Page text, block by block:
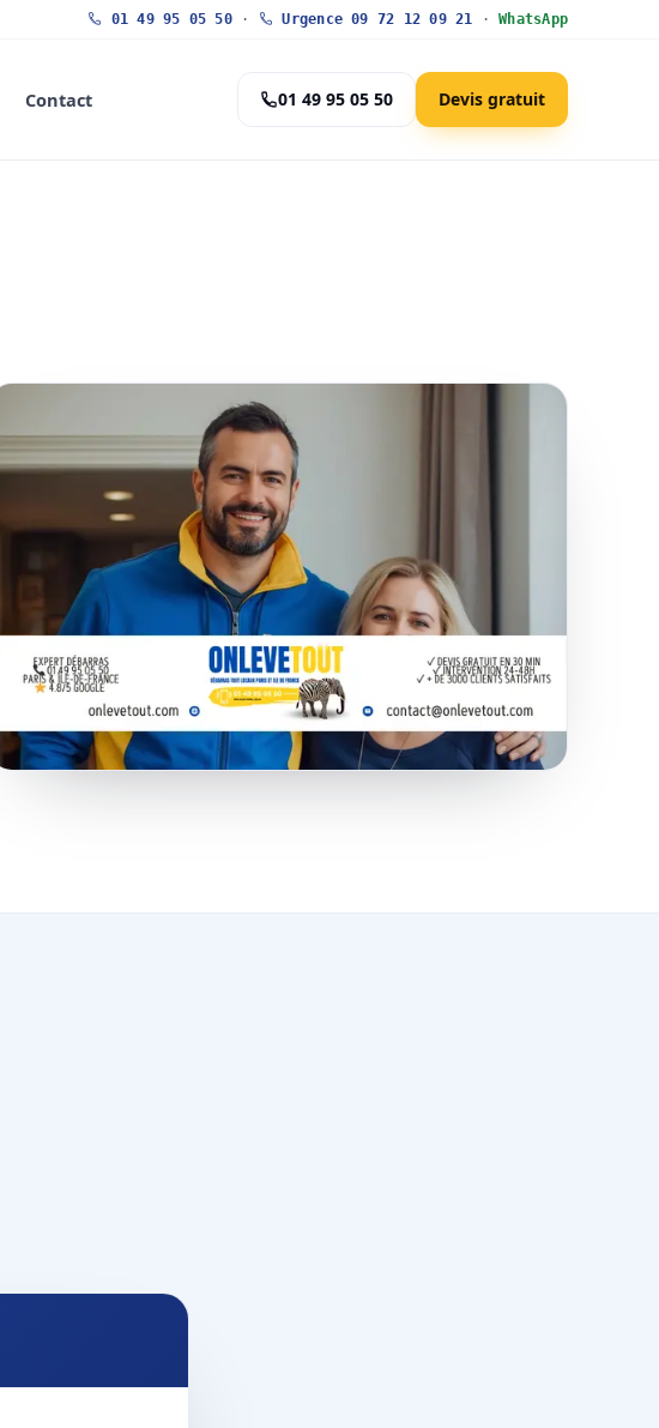
01 49 95 05 50· Urgence 09 72 12 09 21 ·WhatsApp
Contact 01 49 95 05 50 Devis gratuit